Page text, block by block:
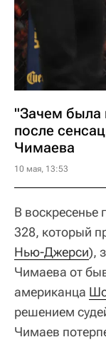
"Зачем была
после
Чимаева
10 мая, 13:53
В воскресенье
328, который
Нью-Джерси),
Чимаева от
американца
решением
Чимаев